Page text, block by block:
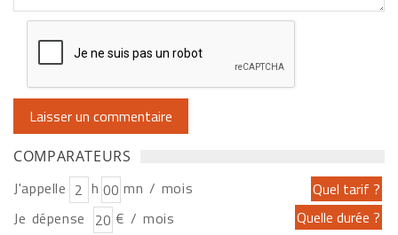
COMPARATEURS
J'appelle h
mn / mois
Je dépense
€ / mois